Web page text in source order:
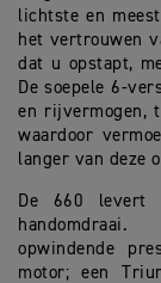
lichtste en
het vertrouwen
dat u opstapt,
De soepele 6-
en rijvermogen,
waardoor
langer van deze
De 660 levert
handomdraai.
opwindende
motor; een